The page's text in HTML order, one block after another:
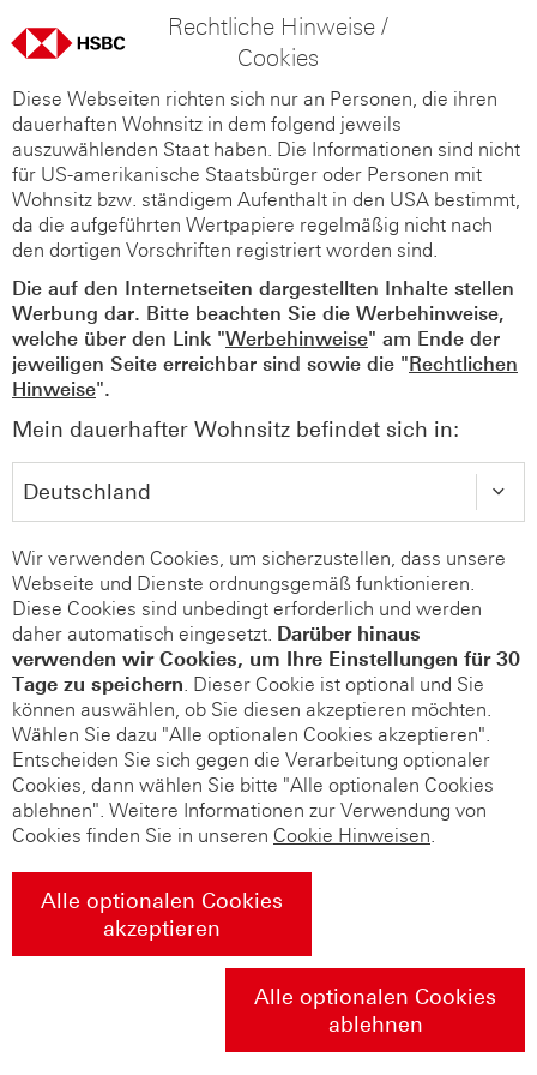
Rechtliche Hinweise /
Cookies
Diese Webseiten richten sich nur an Personen, die ihren
dauerhaften Wohnsitz in dem folgend jeweils
auszuwählenden Staat haben. Die Informationen sind nicht
für US-amerikanische Staatsbürger oder Personen mit
Wohnsitz bzw. ständigem Aufenthalt in den USA bestimmt,
da die aufgeführten Wertpapiere regelmäßig nicht nach
den dortigen Vorschriften registriert worden sind.
Die auf den Internetseiten dargestellten Inhalte stellen
Werbung dar. Bitte beachten Sie die Werbehinweise,
welche über den Link "Werbehinweise" am Ende der
jeweiligen Seite erreichbar sind sowie die "Rechtlichen
Hinweise".
Mein dauerhafter Wohnsitz befindet sich in:
Wir verwenden Cookies, um sicherzustellen, dass unsere
Webseite und Dienste ordnungsgemäß funktionieren.
Diese Cookies sind unbedingt erforderlich und werden
daher automatisch eingesetzt. Darüber hinaus
verwenden wir Cookies, um Ihre Einstellungen für 30
Tage zu speichern. Dieser Cookie ist optional und Sie
können auswählen, ob Sie diesen akzeptieren möchten.
Wählen Sie dazu "Alle optionalen Cookies akzeptieren".
Entscheiden Sie sich gegen die Verarbeitung optionaler
Cookies, dann wählen Sie bitte "Alle optionalen Cookies
ablehnen". Weitere Informationen zur Verwendung von
Cookies finden Sie in unseren Cookie Hinweisen.
Alle optionalen Cookies
akzeptieren
Alle optionalen Cookies
ablehnen